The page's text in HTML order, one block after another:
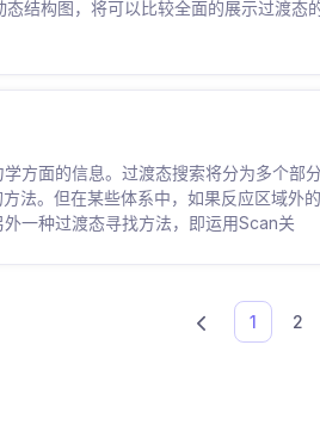
结构图，将可以比较全面的展示过渡态
方面的信息。过渡态搜索将分为多个部
法。但在某些体系中，如果反应区域外
一种过渡态寻找方法，即运用Scan关
1 (current)
2